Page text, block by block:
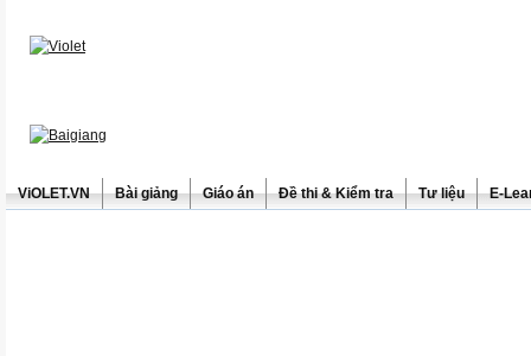
ViOLET.VN Bài giảng Giáo án Đề thi & Kiểm tra Tư liệu E-